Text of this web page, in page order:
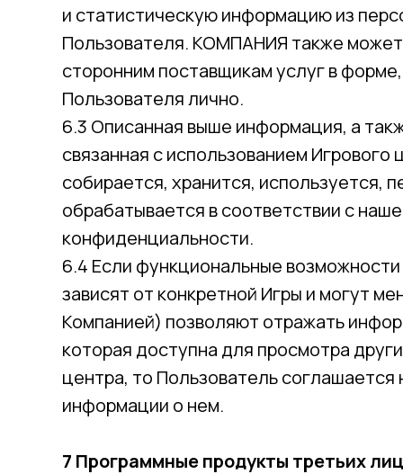
и статистическую информацию из
Пользователя. КОМПАНИЯ также
сторонним поставщикам услуг в
Пользователя лично.
6.3 Описанная выше информация, а
связанная с использованием
собирается, хранится, используется,
обрабатывается в соответствии с
конфиденциальности.
6.4 Если функциональные
зависят от конкретной Игры и могут
Компанией) позволяют отражать
которая доступна для просмотра
центра, то Пользователь соглашается
информации о нем.
7 Программные продукты третьих лиц